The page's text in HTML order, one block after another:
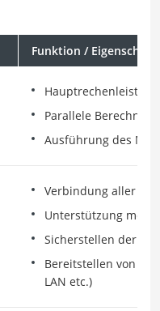
Funktion /
Parallele
Ausführung des
Verbindung aller
Unterstützung
Sicherstellen der
Bereitstellen von
LAN etc.)